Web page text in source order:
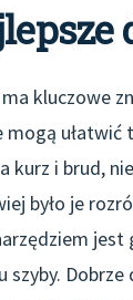
kluczowe
i brud,
było je